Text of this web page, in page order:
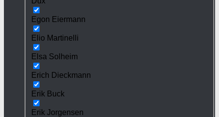
Egon Eiermann
Elio Martinelli
Elsa Solheim
Erich Dieckmann
Erik Buck
Erik Jorgensen